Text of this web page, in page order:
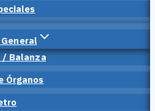
General
/ Balanza
Órganos